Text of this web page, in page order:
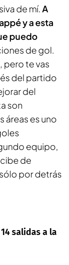
de mí. A
y a esta
puedo
de gol.
pero te vas
del partido
del
son
áreas es uno
equipo,
de
por detrás
salidas a la